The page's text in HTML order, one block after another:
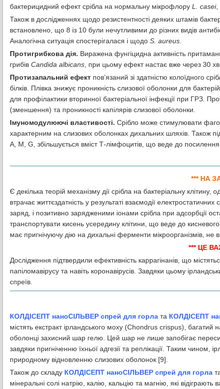
бактерицидний ефект срібла на нормальну мікрофлору L. casei,
Також в дослідженнях щодо резистентності деяких штамів
встановлено, що 8 із 10 були нечутливими до різних видів
Аналогічна ситуація спостерігалася і щодо S. aureus
Протигрибкова дія. Виражена фунгіцидна активність
грибів Candida albicans , при цьому ефект настає вже через 30
Протизапальний ефект пов’язаний зі здатністю колоїдного
білків. Плівка знижує проникність слизової оболонки для
для профілактики вторинної бактеріальної інфекції при ГРЗ.
(зменшення) та проникності капілярів слизової оболонки.
Імуномодулюючі властивості. Срібло може стимулювати
характерним на слизових оболонках дихальних шляхів. Також під
А, М, G, збільшується вміст Т-лімфоцитів, що веде до посилення
*** НА
Є декілька теорій механізму дії срібла на бактеріальну
втрачає життєздатність у результаті взаємодії
заряд, і позитивно зарядженими іонами срібла при адсорбції
транспортувати кисень усередину клітини, що веде до
має пригнічуючу дію на дихальні ферменти мікроорганізмів,
*** ЦЕ
Дослідження підтвердили ефективність каррагінанів, що
папіломавірусу та навіть коронавірусів. Завдяки цьому
спреїв.
КОЛДІСЕПТ наноСІЛЬВЕР спрей для горла та КОЛДІСЕПТ
містять екстракт ірландського моху (Chondrus crispus),
оболонці захисний шар гелю. Цей шар не лише запобігає
завдяки пригніченню їхньої адгезії та реплікації. Таким
природному відновленню слизових оболонок [9].
Також до складу КОЛДІСЕПТ наноСІЛЬВЕР спрей для горла
мінеральні солі натрію, калію, кальцію та магнію, які